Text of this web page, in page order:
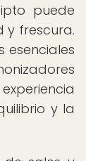
puede
y frescura.
esenciales
y la